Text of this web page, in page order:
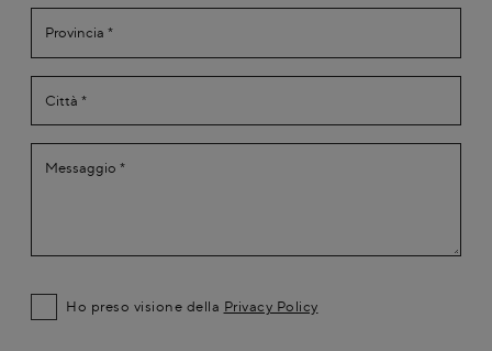
Ho preso visione della Privacy Policy